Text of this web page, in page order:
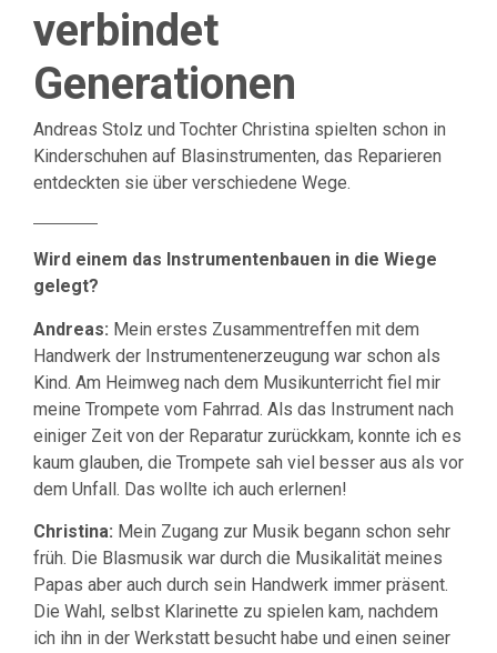
verbindet
Generationen
Andreas Stolz und Tochter Christina spielten schon in
Kinderschuhen auf Blasinstrumenten, das Reparieren
entdeckten sie über verschiedene Wege.
Wird einem das Instrumentenbauen in die Wiege
gelegt?
Andreas: Mein erstes Zusammentreffen mit dem
Handwerk der Instrumentenerzeugung war schon als
Kind. Am Heimweg nach dem Musikunterricht fiel mir
meine Trompete vom Fahrrad. Als das Instrument nach
einiger Zeit von der Reparatur zurückkam, konnte ich es
kaum glauben, die Trompete sah viel besser aus als vor
dem Unfall. Das wollte ich auch erlernen!
Christina: Mein Zugang zur Musik begann schon sehr
früh. Die Blasmusik war durch die Musikalität meines
Papas aber auch durch sein Handwerk immer präsent.
Die Wahl, selbst Klarinette zu spielen kam, nachdem
ich ihn in der Werkstatt besucht habe und einen seiner